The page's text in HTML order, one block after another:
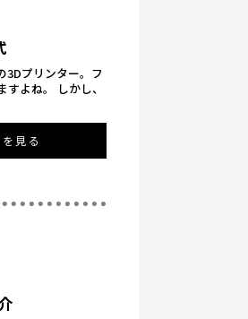
3Dプリンター。フ
よね。 しかし、
見る